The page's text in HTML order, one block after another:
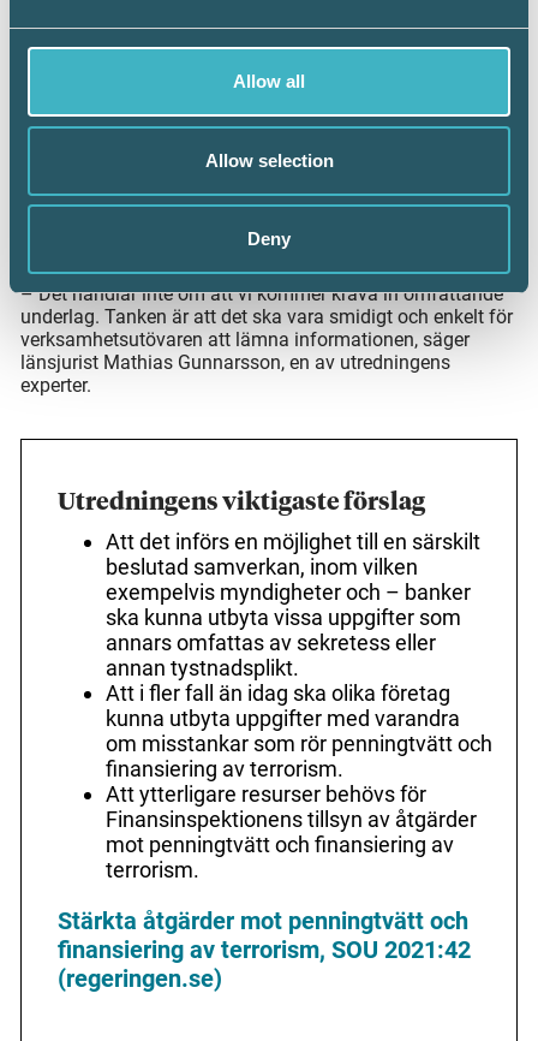
Allow all
Allow selection
Deny
– Det handlar inte om att vi kommer kräva in omfattande
underlag. Tanken är att det ska vara smidigt och enkelt för
verksamhetsutövaren att lämna informationen, säger
länsjurist Mathias Gunnarsson, en av utredningens
experter.
Utredningens viktigaste förslag
Att det införs en möjlighet till en särskilt
beslutad samverkan, inom vilken
exempelvis myndigheter och – banker
ska kunna utbyta vissa uppgifter som
annars omfattas av sekretess eller
annan tystnadsplikt.
Att i fler fall än idag ska olika företag
kunna utbyta uppgifter med varandra
om misstankar som rör penningtvätt och
finansiering av terrorism.
Att ytterligare resurser behövs för
Finansinspektionens tillsyn av åtgärder
mot penningtvätt och finansiering av
terrorism.
Stärkta åtgärder mot penningtvätt och
finansiering av terrorism, SOU 2021:42
(regeringen.se)